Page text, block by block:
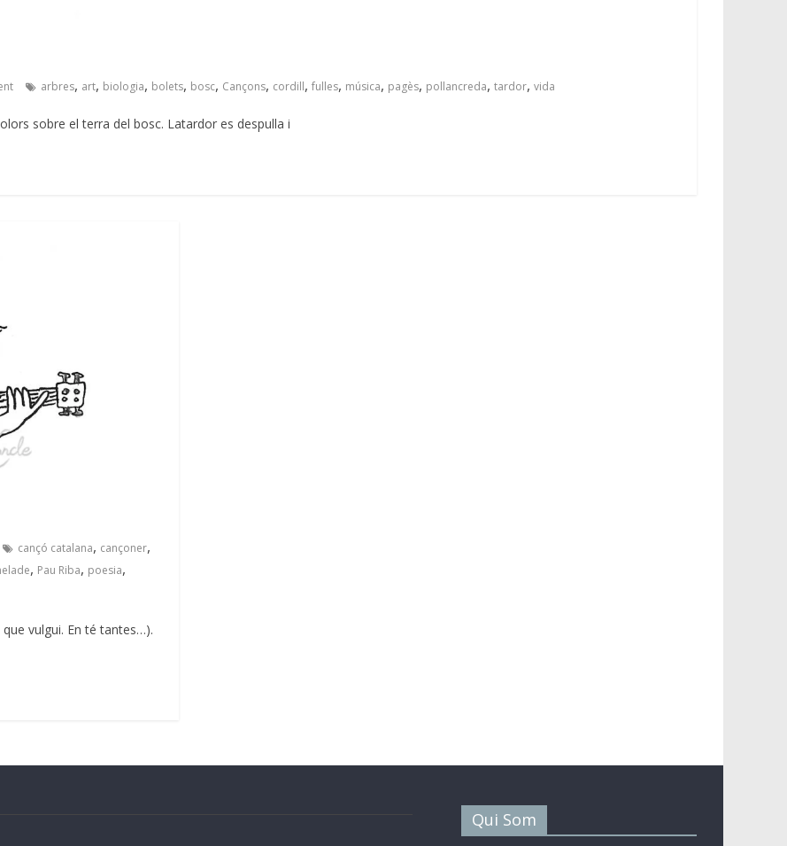
arbres, art, biologia, bolets, bosc, Cançons, cordill, fulles, música, pagès, pollancreda, tardor, vida
sobre el terra del bosc. Latardor es despulla i
cançó catalana, cançoner,
, Pau Riba, poesia,
vulgui. En té tantes…).
Qui Som